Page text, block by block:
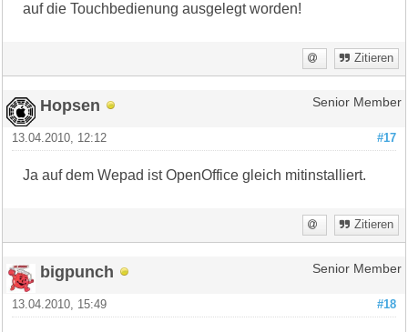
auf die Touchbedienung ausgelegt worden!
Zitieren
Hopsen Senior Member
#17
13.04.2010, 12:12
Ja auf dem Wepad ist OpenOffice gleich mitinstalliert.
Zitieren
bigpunch Senior Member
#18
13.04.2010, 15:49